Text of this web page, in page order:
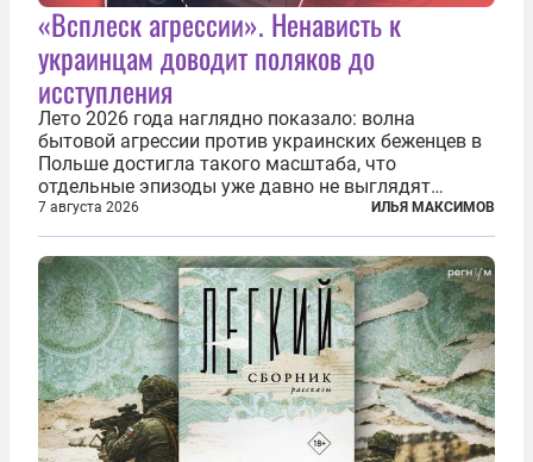
«Всплеск агрессии». Ненависть к
украинцам доводит поляков до
исступления
Лето 2026 года наглядно показало: волна
бытовой агрессии против украинских беженцев в
Польше достигла такого масштаба, что
отдельные эпизоды уже давно не выглядят
случайными. Поляки, судя по происходящему,
буквально теряют рассудок от ненависти к
украинским беженцам, и каждый новый случай
по-своему...
7 августа 2026 ИЛЬЯ МАКСИМОВ